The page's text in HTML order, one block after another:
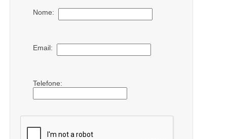
Nome:
Email:
Telefone: